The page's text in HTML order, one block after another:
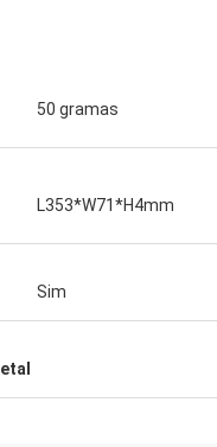
50 gramas
L353*W71*H4mm
Sim